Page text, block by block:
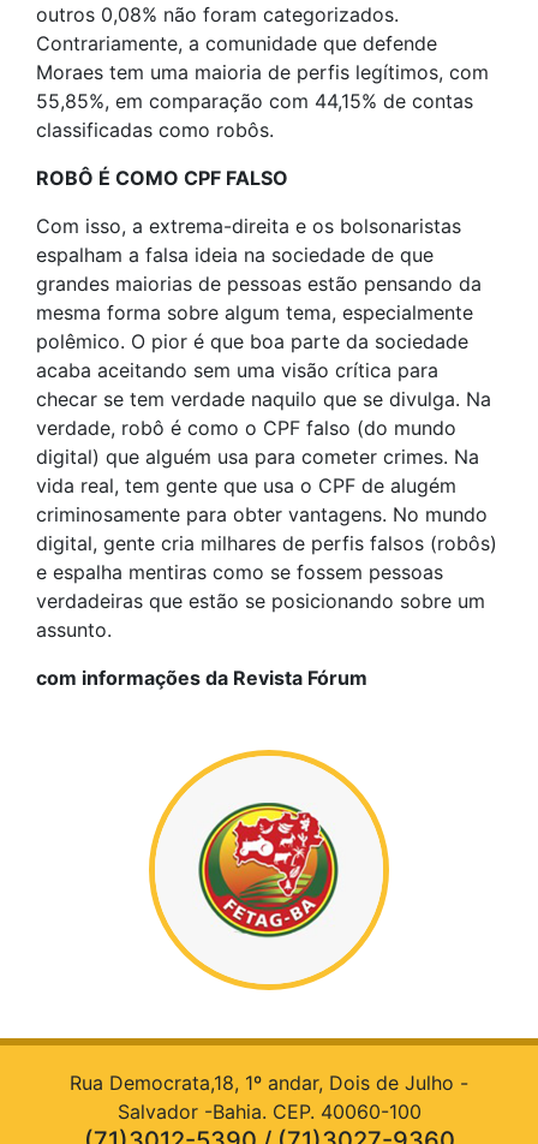
outros 0,08% não foram categorizados.
Contrariamente, a comunidade que defende
Moraes tem uma maioria de perfis legítimos, com
55,85%, em comparação com 44,15% de contas
classificadas como robôs.
ROBÔ É COMO CPF FALSO
Com isso, a extrema-direita e os bolsonaristas
espalham a falsa ideia na sociedade de que
grandes maiorias de pessoas estão pensando da
mesma forma sobre algum tema, especialmente
polêmico. O pior é que boa parte da sociedade
acaba aceitando sem uma visão crítica para
checar se tem verdade naquilo que se divulga. Na
verdade, robô é como o CPF falso (do mundo
digital) que alguém usa para cometer crimes. Na
vida real, tem gente que usa o CPF de alugém
criminosamente para obter vantagens. No mundo
digital, gente cria milhares de perfis falsos (robôs)
e espalha mentiras como se fossem pessoas
verdadeiras que estão se posicionando sobre um
assunto.
com informações da Revista Fórum
Rua Democrata,18, 1º andar, Dois de Julho -
Salvador -Bahia. CEP. 40060-100